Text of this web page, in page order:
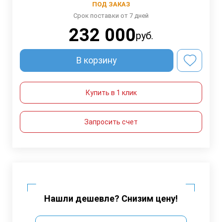
ПОД ЗАКАЗ
Срок поставки от 7 дней
232 000руб.
В корзину
Купить в 1 клик
Запросить счет
Нашли дешевле? Снизим цену!